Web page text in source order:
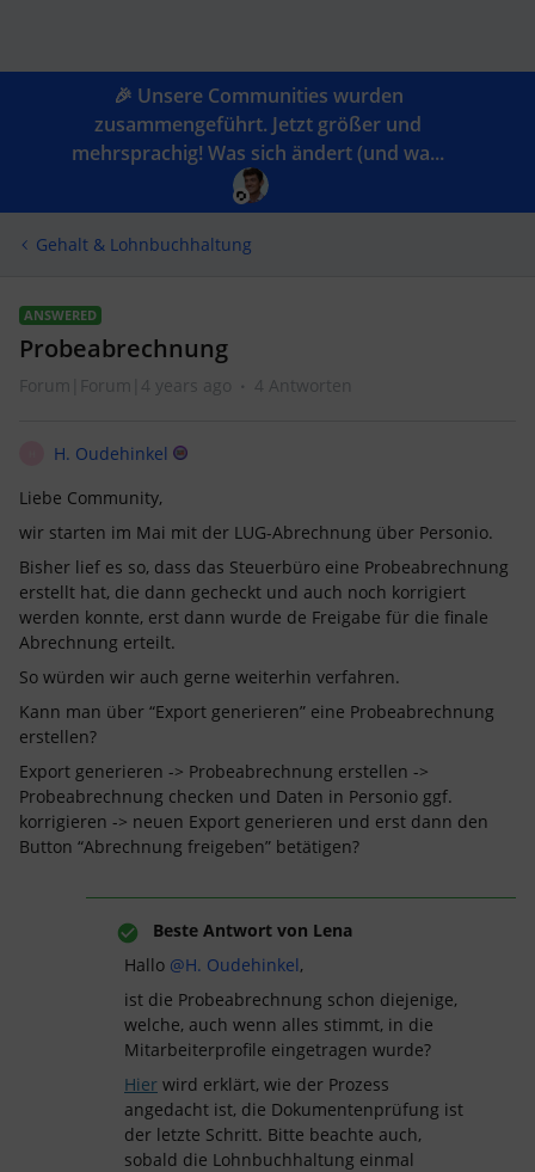
🎉 Unsere Communities wurden
zusammengeführt. Jetzt größer und
mehrsprachig! Was sich ändert (und wa...
Gehalt & Lohnbuchhaltung
ANSWERED
Probeabrechnung
Forum|Forum|4 years ago 4 Antworten
H. Oudehinkel
Liebe Community,
wir starten im Mai mit der LUG-Abrechnung über Personio.
Bisher lief es so, dass das Steuerbüro eine Probeabrechnung
erstellt hat, die dann gecheckt und auch noch korrigiert
werden konnte, erst dann wurde de Freigabe für die finale
Abrechnung erteilt.
So würden wir auch gerne weiterhin verfahren.
Kann man über “Export generieren” eine Probeabrechnung
erstellen?
Export generieren -> Probeabrechnung erstellen ->
Probeabrechnung checken und Daten in Personio ggf.
korrigieren -> neuen Export generieren und erst dann den
Button “Abrechnung freigeben” betätigen?
Beste Antwort von Lena
Hallo @H. Oudehinkel,
ist die Probeabrechnung schon diejenige,
welche, auch wenn alles stimmt, in die
Mitarbeiterprofile eingetragen wurde?
Hier wird erklärt, wie der Prozess
angedacht ist, die Dokumentenprüfung ist
der letzte Schritt. Bitte beachte auch,
sobald die Lohnbuchhaltung einmal